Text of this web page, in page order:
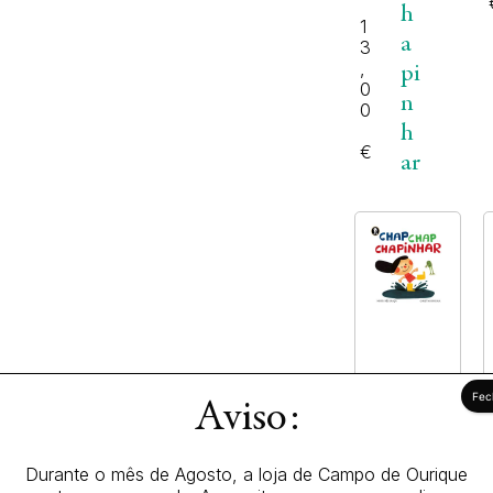
1
3
0
0
€
h
a
pi
n
h
ar
Aviso:
Durante o mês de Agosto, a loja de Campo de Ourique